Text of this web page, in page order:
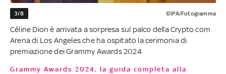
3/8 ©IPA/Fotogramma
Céline Dion è arrivata a sorpresa sul palco della Crypto.com
Arena di Los Angeles che ha ospitato la cerimonia di
premiazione dei Grammy Awards 2024
Grammy Awards 2024, la guida completa alla